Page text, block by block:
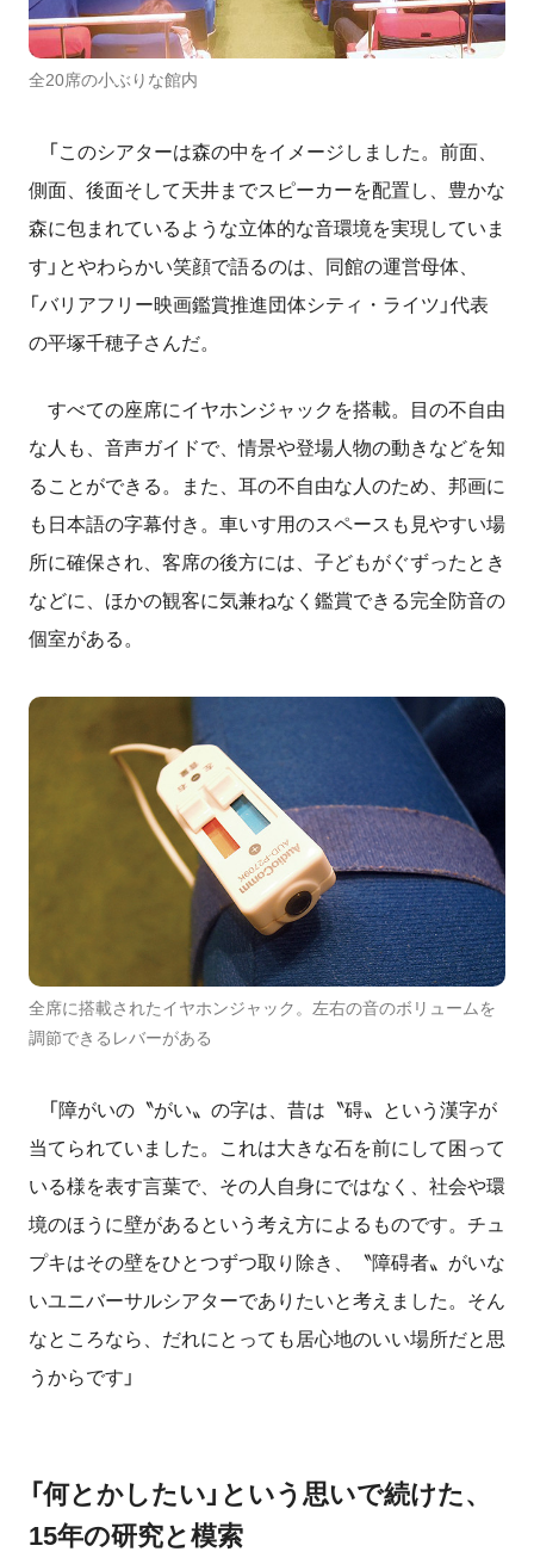
全20席の小ぶりな館内
「このシアターは森の中をイメージしました。前面、
側面、後面そして天井までスピーカーを配置し、豊かな
森に包まれているような立体的な音環境を実現していま
す」とやわらかい笑顔で語るのは、同館の運営母体、
「バリアフリー映画鑑賞推進団体シティ・ライツ」代表
の平塚千穂子さんだ。
すべての座席にイヤホンジャックを搭載。目の不自由
な人も、音声ガイドで、情景や登場人物の動きなどを知
ることができる。また、耳の不自由な人のため、邦画に
も日本語の字幕付き。車いす用のスペースも見やすい場
所に確保され、客席の後方には、子どもがぐずったとき
などに、ほかの観客に気兼ねなく鑑賞できる完全防音の
個室がある。
全席に搭載されたイヤホンジャック。左右の音のボリュームを
調節できるレバーがある
「障がいの〝がい〟の字は、昔は〝碍〟という漢字が
当てられていました。これは大きな石を前にして困って
いる様を表す言葉で、その人自身にではなく、社会や環
境のほうに壁があるという考え方によるものです。チュ
プキはその壁をひとつずつ取り除き、〝障碍者〟がいな
いユニバーサルシアターでありたいと考えました。そん
なところなら、だれにとっても居心地のいい場所だと思
うからです」
「何とかしたい」という思いで続けた、
15年の研究と模索